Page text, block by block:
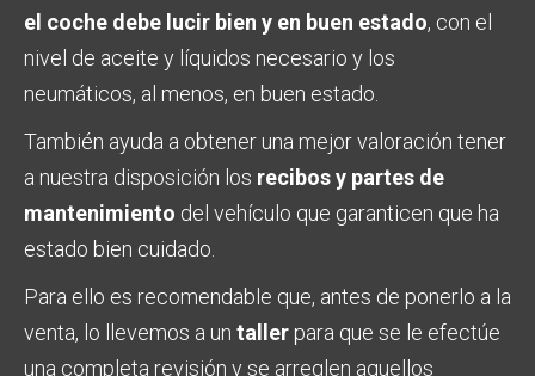
el coche debe lucir bien y en buen estado, con el
nivel de aceite y líquidos necesario y los
neumáticos, al menos, en buen estado.
También ayuda a obtener una mejor valoración tener
a nuestra disposición los recibos y partes de
mantenimiento del vehículo que garanticen que ha
estado bien cuidado.
Para ello es recomendable que, antes de ponerlo a la
venta, lo llevemos a un taller para que se le efectúe
una completa revisión y se arreglen aquellos